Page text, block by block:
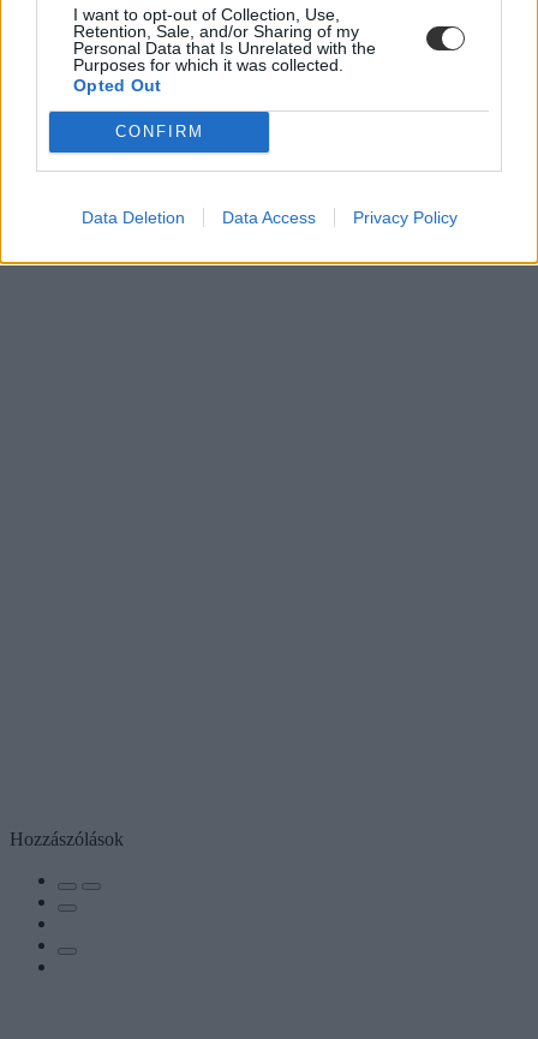
I want to opt-out of Collection, Use,
Retention, Sale, and/or Sharing of my
Personal Data that Is Unrelated with the
Purposes for which it was collected.
Opted Out
CONFIRM
Data Deletion Data Access Privacy Policy
Hozzászólások